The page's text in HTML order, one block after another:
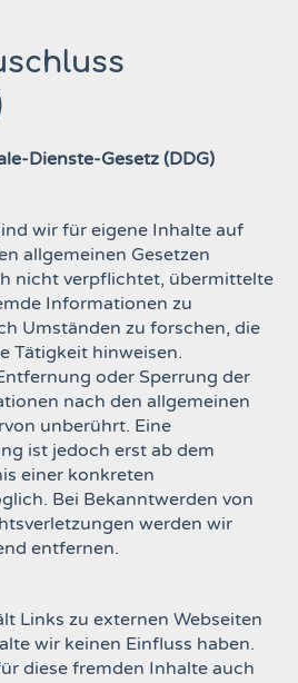
Dienste-Gesetz (DDG)
wir für eigene Inhalte auf
allgemeinen Gesetzen
nicht verpflichtet, übermittelte
Informationen zu
Umständen zu forschen, die
Tätigkeit hinweisen.
oder Sperrung der
nach den allgemeinen
unberührt. Eine
ist jedoch erst ab dem
einer konkreten
Bei Bekanntwerden von
werden wir
entfernen.
Links zu externen Webseiten
wir keinen Einfluss haben.
diese fremden Inhalte auch